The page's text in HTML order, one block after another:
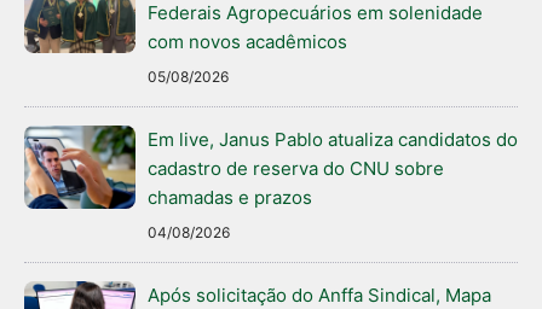
Federais Agropecuários em solenidade
com novos acadêmicos
05/08/2026
Em live, Janus Pablo atualiza candidatos do
cadastro de reserva do CNU sobre
chamadas e prazos
04/08/2026
Após solicitação do Anffa Sindical, Mapa